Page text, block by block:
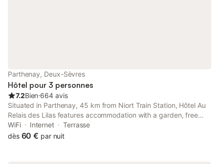
Parthenay, Deux-Sèvres
Hôtel pour 3 personnes
7.2Bien⋅664 avis
Situated in Parthenay, 45 km from Niort Train Station, Hôtel Au
Relais des Lilas features accommodation with a garden, free
private parking, a terrace and a restaurant. This 3-star hotel
offers a 24-hour front desk and free WiFi.
WiFi Internet
Terrasse
dès 60 € par nuit